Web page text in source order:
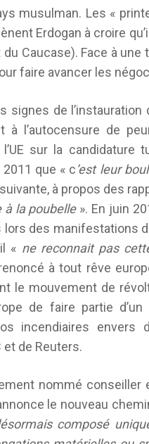
musulman. Les «
Erdogan à croire
Caucase). Face à
faire avancer les
de l’instauration
à l’autocensure de
sur la candidature
2011 que « c’est leur
suivante, à propos des
à la poubelle ». En juin
des manifestations
« ne reconnait pas
à tout rêve
le mouvement de
de faire partie d’un
incendiaires envers
et de Reuters.
nommé
le nouveau
composé